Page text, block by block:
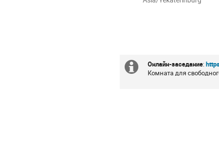
Extra
Онлайн-заседание:
Комната для